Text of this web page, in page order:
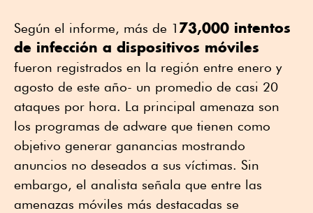
Según el informe, más de 1 73,000 intentos
de infección a dispositivos móviles
fueron registrados en la región entre enero y
agosto de este año- un promedio de casi 20
ataques por hora. La principal amenaza son
los programas de adware que tienen como
objetivo generar ganancias mostrando
anuncios no deseados a sus víctimas. Sin
embargo, el analista señala que entre las
amenazas móviles más destacadas se